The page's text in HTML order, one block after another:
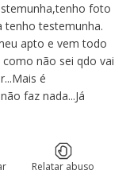
foto
tenho testemunha.
apto e vem todo
não sei qdo vai
é
faz nada...Já
Relatar abuso